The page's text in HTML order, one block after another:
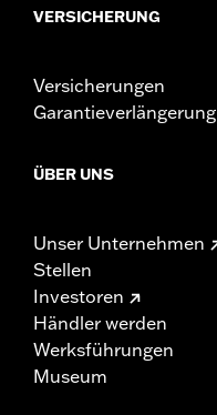
VERSICHERUNG
Versicherungen
Garantieverlängerung
ÜBER UNS
Unser Unternehmen
Stellen
Investoren
Händler werden
Werksführungen
Museum